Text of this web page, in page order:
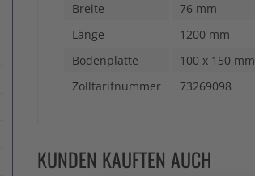
Breite
76 mm
Länge
1200 mm
Bodenplatte
100 x 150 mm
Zolltarifnummer
73269098
KUNDEN KAUFTEN AUCH